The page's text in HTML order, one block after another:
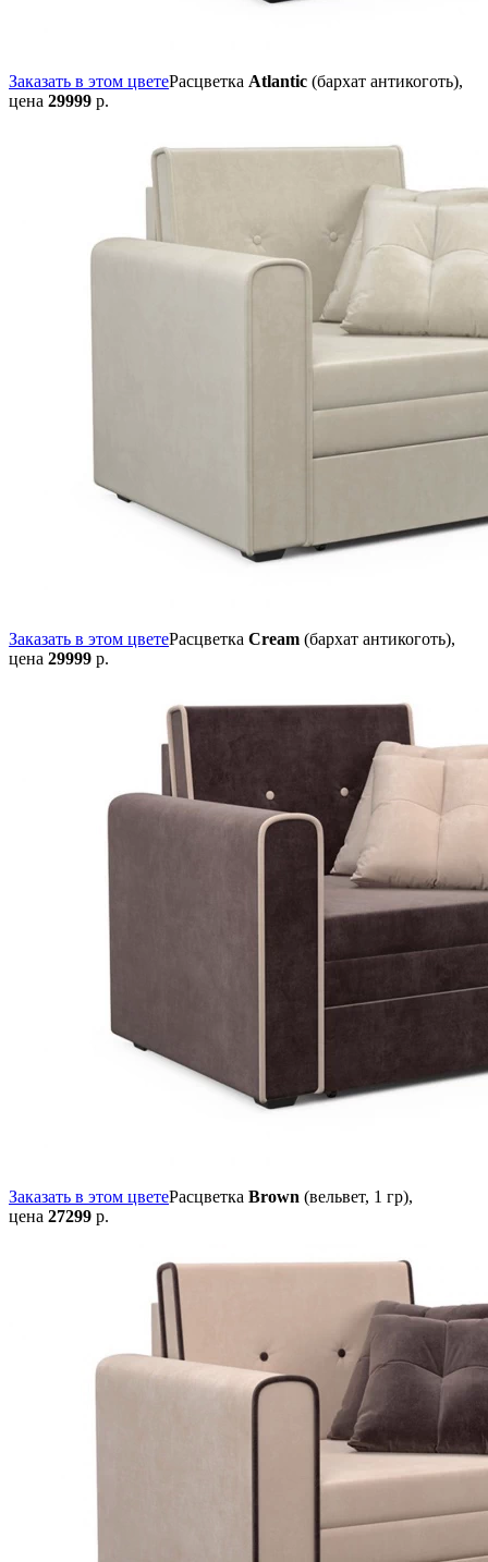
Заказать в этом цветеРасцветка Atlantic (бархат антикоготь),
цена 29999 р.
Заказать в этом цветеРасцветка Cream (бархат антикоготь),
цена 29999 р.
Заказать в этом цветеРасцветка Brown (вельвет, 1 гр),
цена 27299 р.